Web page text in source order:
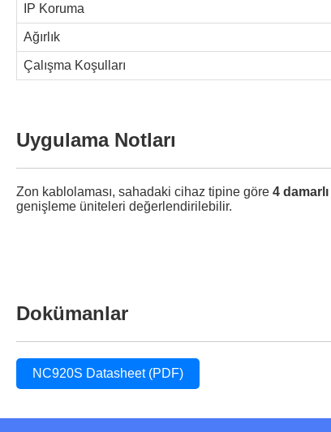
IP Koruma
Ağırlık
Çalışma Koşulları
Uygulama Notları
Zon kablolaması, sahadaki cihaz tipine göre 4 damarlı
genişleme üniteleri değerlendirilebilir.
Dokümanlar
NC920S Datasheet (PDF)